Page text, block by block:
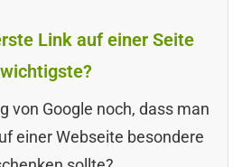
Link auf einer Seite
von Google noch, dass man
einer Webseite besondere